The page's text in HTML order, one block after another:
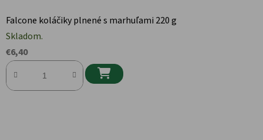
Falcone koláčiky plnené s marhuľami 220 g
Skladom.
€6,40
